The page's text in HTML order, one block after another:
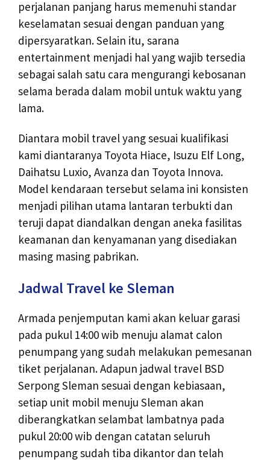
perjalanan panjang harus memenuhi standar
keselamatan sesuai dengan panduan yang
dipersyaratkan. Selain itu, sarana
entertainment menjadi hal yang wajib tersedia
sebagai salah satu cara mengurangi kebosanan
selama berada dalam mobil untuk waktu yang
lama.
Diantara mobil travel yang sesuai kualifikasi
kami diantaranya Toyota Hiace, Isuzu Elf Long,
Daihatsu Luxio, Avanza dan Toyota Innova.
Model kendaraan tersebut selama ini konsisten
menjadi pilihan utama lantaran terbukti dan
teruji dapat diandalkan dengan aneka fasilitas
keamanan dan kenyamanan yang disediakan
masing masing pabrikan.
Jadwal Travel ke Sleman
Armada penjemputan kami akan keluar garasi
pada pukul 14:00 wib menuju alamat calon
penumpang yang sudah melakukan pemesanan
tiket perjalanan. Adapun jadwal travel BSD
Serpong Sleman sesuai dengan kebiasaan,
setiap unit mobil menuju Sleman akan
diberangkatkan selambat lambatnya pada
pukul 20:00 wib dengan catatan seluruh
penumpang sudah tiba dikantor dan telah